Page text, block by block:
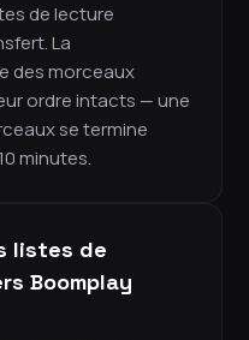
de lecture
La
des morceaux
ordre intacts — une
se termine
minutes.
listes de
Boomplay